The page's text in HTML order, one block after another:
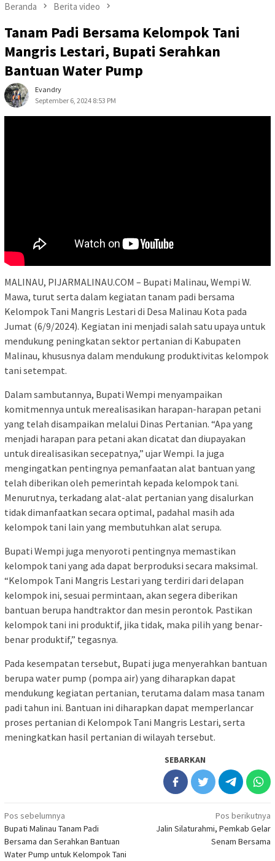
Beranda Berita video
Tanam Padi Bersama Kelompok Tani
Mangris Lestari, Bupati Serahkan
Bantuan Water Pump
Evandry
September 6, 2024 8:53 PM
MALINAU, PIJARMALINAU.COM – Bupati Malinau, Wempi W.
Mawa, turut serta dalam kegiatan tanam padi bersama
Kelompok Tani Mangris Lestari di Desa Malinau Kota pada
Jumat (6/9/2024). Kegiatan ini menjadi salah satu upaya untuk
mendukung peningkatan sektor pertanian di Kabupaten
Malinau, khususnya dalam mendukung produktivitas kelompok
tani setempat.
Dalam sambutannya, Bupati Wempi menyampaikan
komitmennya untuk merealisasikan harapan-harapan petani
yang telah disampaikan melalui Dinas Pertanian. “Apa yang
menjadi harapan para petani akan dicatat dan diupayakan
untuk direalisasikan secepatnya,” ujar Wempi. Ia juga
mengingatkan pentingnya pemanfaatan alat bantuan yang
telah diberikan oleh pemerintah kepada kelompok tani.
Menurutnya, terkadang alat-alat pertanian yang disalurkan
tidak dimanfaatkan secara optimal, padahal masih ada
kelompok tani lain yang membutuhkan alat serupa.
Bupati Wempi juga menyoroti pentingnya memastikan
kelompok tani yang ada dapat berproduksi secara maksimal.
“Kelompok Tani Mangris Lestari yang terdiri dari delapan
kelompok ini, sesuai permintaan, akan segera diberikan
bantuan berupa handtraktor dan mesin perontok. Pastikan
kelompok tani ini produktif, jika tidak, maka pilih yang benar-
benar produktif,” tegasnya.
Pada kesempatan tersebut, Bupati juga menyerahkan bantuan
berupa water pump (pompa air) yang diharapkan dapat
mendukung kegiatan pertanian, terutama dalam masa tanam
padi tahun ini. Bantuan ini diharapkan dapat memperlancar
proses pertanian di Kelompok Tani Mangris Lestari, serta
meningkatkan hasil pertanian di wilayah tersebut.
SEBARKAN
Navigasi
pos
Pos sebelumnya
Bupati Malinau Tanam Padi
Bersama dan Serahkan Bantuan
Water Pump untuk Kelompok Tani
Pos berikutnya
Jalin Silaturahmi, Pemkab Gelar
Senam Bersama